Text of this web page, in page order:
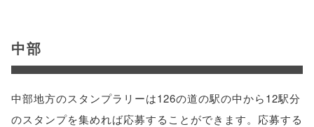
中部
中部地方のスタンプラリーは126の道の駅の中から12駅分
のスタンプを集めれば応募することができます。応募する